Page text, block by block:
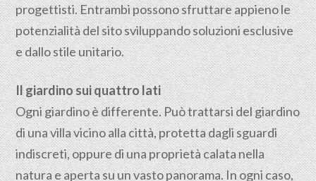
progettisti. Entrambi possono sfruttare appieno le
potenzialità del sito sviluppando soluzioni esclusive
e dallo stile unitario.
Il giardino sui quattro lati
Ogni giardino è differente. Può trattarsi del giardino
di una villa vicino alla città, protetta dagli sguardi
indiscreti, oppure di una proprietà calata nella
natura e aperta su un vasto panorama. In ogni caso,